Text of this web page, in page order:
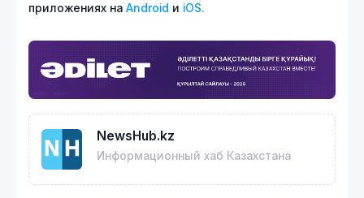
приложениях на Android и iOS.
NewsHub.kz
Информационный хаб Казахстана